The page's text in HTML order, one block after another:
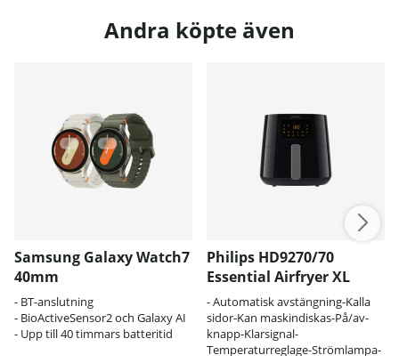
Andra köpte även
Samsung Galaxy Watch7
40mm
- BT-anslutning
- BioActiveSensor2 och Galaxy AI
- Upp till 40 timmars batteritid
Philips HD9270/70
Essential Airfryer XL
- Automatisk avstängning-Kalla
sidor-Kan maskindiskas-På/av-
knapp-Klarsignal-
Temperaturreglage-Strömlampa-